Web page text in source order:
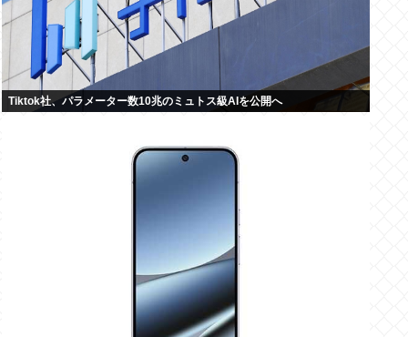
Tiktok社、パラメーター数10兆のミュトス級AIを公開へ